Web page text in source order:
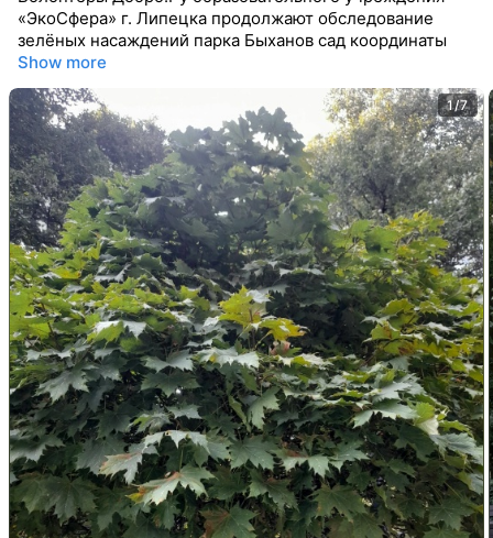
«ЭкоСфера» г. Липецка продолжают обследование
зелёных насаждений парка Быханов сад координаты
Show more
1/7